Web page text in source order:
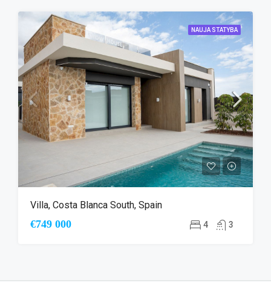
NAUJA STATYBA
Villa, Costa Blanca South, Spain
€749 000 4 3